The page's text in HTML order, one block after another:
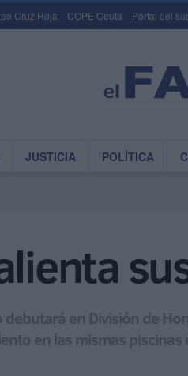
Cruz Roja COPE Ceuta Portal del
JUSTICIA POLÍTICA
en División de
en las mismas piscinas